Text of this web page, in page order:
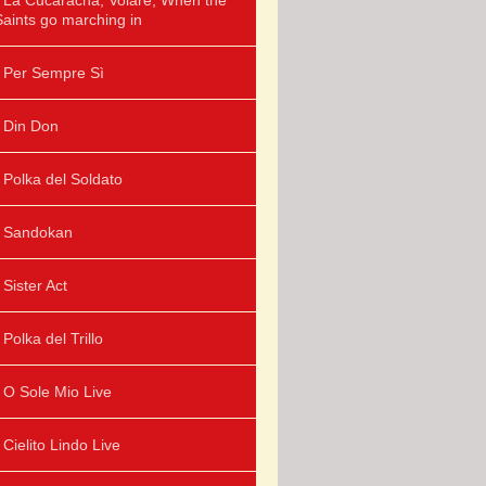
go marching in
Per Sempre Sì
Din Don
Polka del Soldato
Sandokan
Sister Act
Polka del Trillo
O Sole Mio Live
Cielito Lindo Live